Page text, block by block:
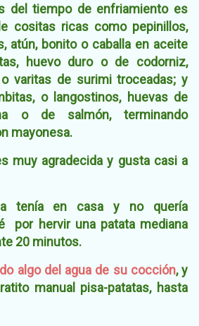
del tiempo de enfriamiento es
cositas ricas como pepinillos,
atún, bonito o caballa en aceite
huevo duro o de codorniz,
varitas de surimi troceadas; y
o langostinos, huevas de
o de salmón, terminando
mayonesa.
muy agradecida y gusta casi a
tenía en casa y no quería
por hervir una patata mediana
20 minutos.
algo del agua de su cocción, y
manual pisa-patatas, hasta